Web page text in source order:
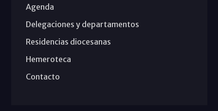
Agenda
Delegaciones y departamentos
Residencias diocesanas
Hemeroteca
Contacto